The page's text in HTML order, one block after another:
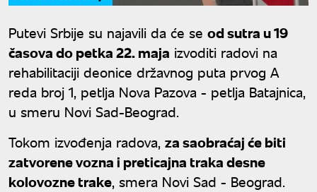
Putevi Srbije su najavili da će se od sutra u 19
časova do petka 22. maja izvoditi radovi na
rehabilitaciji deonice državnog puta prvog A
reda broj 1, petlja Nova Pazova - petlja Batajnica,
u smeru Novi Sad-Beograd.
Tokom izvođenja radova, za saobraćaj će biti
zatvorene vozna i preticajna traka desne
kolovozne trake, smera Novi Sad - Beograd.